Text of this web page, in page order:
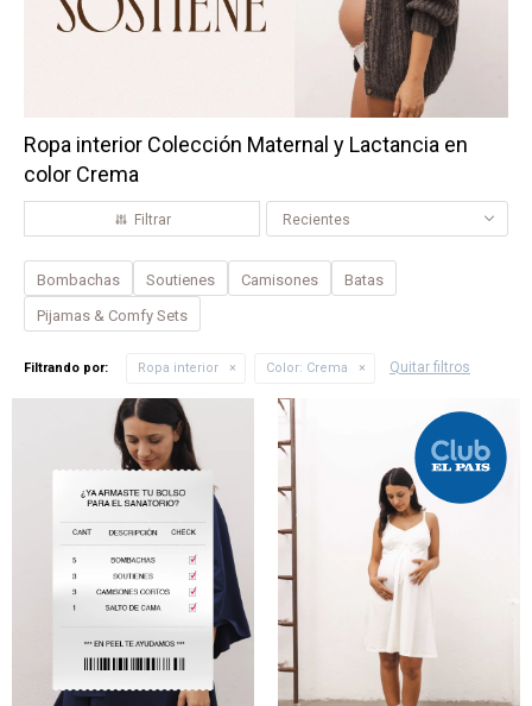
Ropa interior Colección Maternal y Lactancia en
color Crema
Recientes
Bombachas Soutienes Camisones
Batas
Pijamas & Comfy Sets
Filtrando por: Ropa interior Color: Crema Quitar filtros